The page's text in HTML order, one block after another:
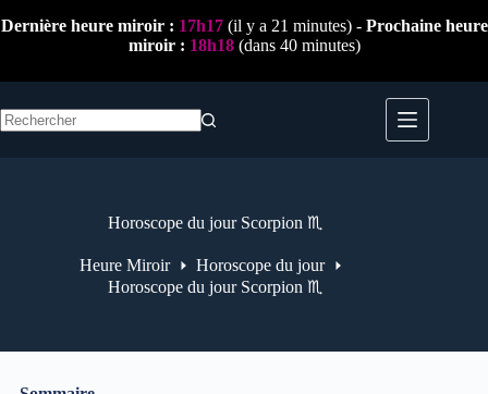
au
Dernière heure miroir : 17h17(il y a 21 minutes) - Prochaine heure
miroir : 18h18(dans 40 minutes)
Horoscope du jour Scorpion ♏
Heure Miroir
Horoscope du jour
Horoscope du jour Scorpion ♏